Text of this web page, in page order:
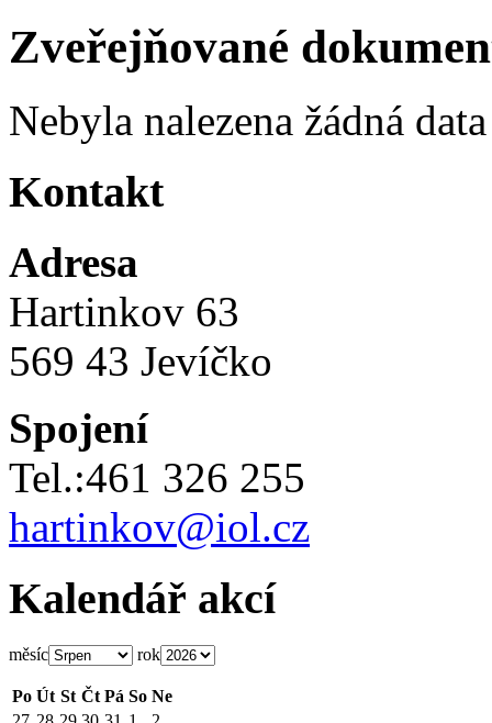
Zveřejňované
Nebyla nalezena žádná
Kontakt
Adresa
Hartinkov 63
569 43 Jevíčko
Spojení
Tel.:461 326 255
hartinkov@iol.cz
Kalendář akcí
měsíc rok
Po Út St Čt Pá So Ne